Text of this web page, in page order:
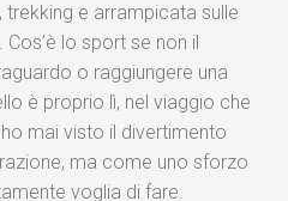
e arrampicata sulle
lo sport se non il
o raggiungere una
è proprio lì, nel viaggio che
mai visto il divertimento
ma come uno sforzo
voglia di fare.